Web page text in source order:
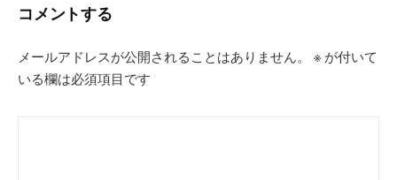
ョ
コメントする
メールアドレスが公開されることはありません。 ※ が付いて
いる欄は必須項目です